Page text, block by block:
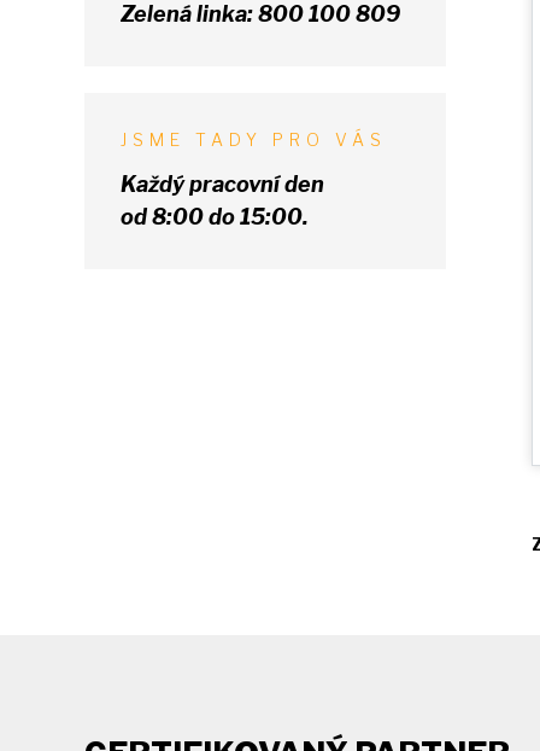
Zelená linka:800 100 809
JSME TADY PRO VÁS
Každý pracovní den
od 8:00 do 15:00.